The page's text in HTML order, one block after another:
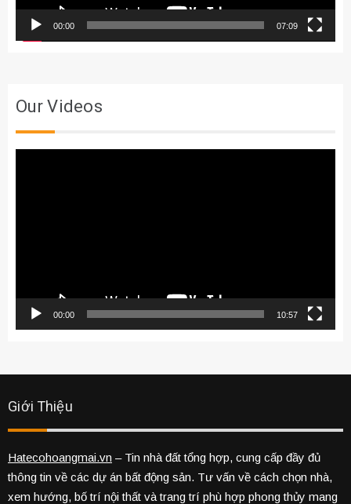
00:00 07:09
Our Videos
00:00 10:57
Giới Thiệu
Hatecohoangmai.vn – Tin nhà đất tổng hợp, cung cấp đầy đủ
thông tin về các dự án bất động sản. Tư vấn về cách chọn nhà,
xem hướng, bố trí nội thất và trang trí phù hợp phong thủy mang